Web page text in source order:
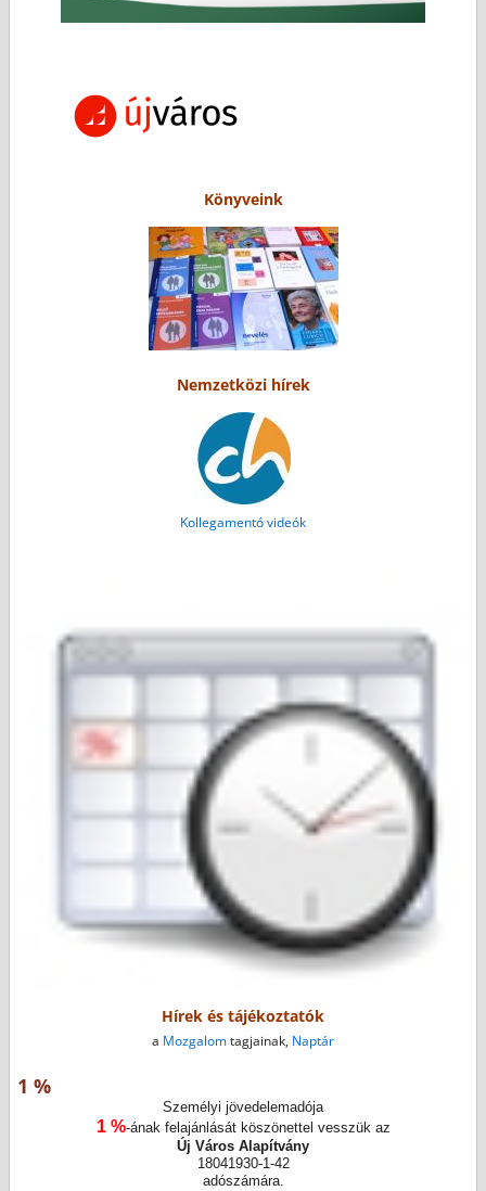
Könyveink
Nemzetközi hírek
Kollegamentó videók
Hírek és tájékoztatók
a Mozgalomtagjainak, Naptár
1 %
Személyi jövedelemadója
1 %-ának felajánlását köszönettel vesszük az
Új Város Alapítvány
18041930-1-42
adószámára.